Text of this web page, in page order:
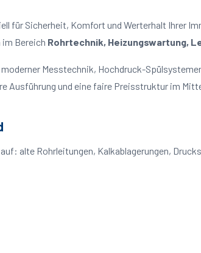
für Sicherheit, Komfort und Werterhalt Ihrer
Bereich Rohrtechnik, Heizungswartung,
Messtechnik, Hochdruck-
Ausführung und eine faire Preisstruktur im
alte Rohrleitungen, Kalkablagerungen,